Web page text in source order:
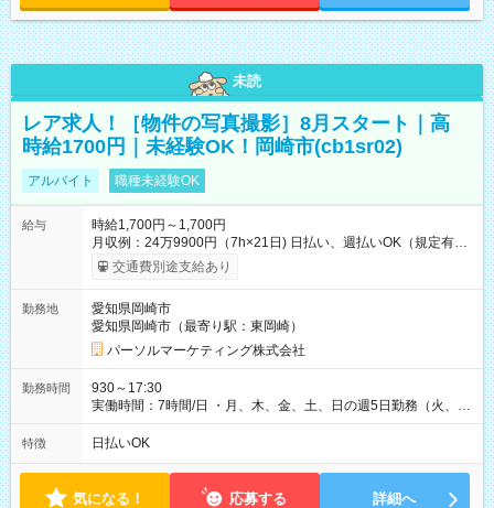
未読
レア求人！［物件の写真撮影］8月スタート｜高
時給1700円｜未経験OK！岡崎市(cb1sr02)
アルバイト 職種未経験OK
給与
時給1,700円～1,700円
月収例：24万9900円（7h×21日) 日払い、週払いOK（規定有
り） 【試用期間】試用期間なし
交通費別途支給あり
勤務地
愛知県岡崎市
愛知県岡崎市（最寄り駅：東岡崎）
パーソルマーケティング株式会社
勤務時間
930～17:30
実働時間：7時間/日 ・月、木、金、土、日の週5日勤務（火、水
は固定休です／夏季、年末年始等、長期休暇有り！） ・ワンシ
フト！ 残業ほぼナシ（0～5h/月）
特徴 日払いOK
気になる！ 応募する 詳細へ